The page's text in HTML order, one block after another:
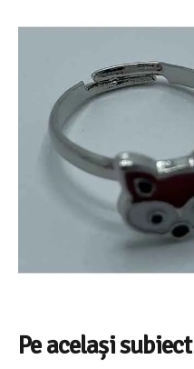
Pe același subiect